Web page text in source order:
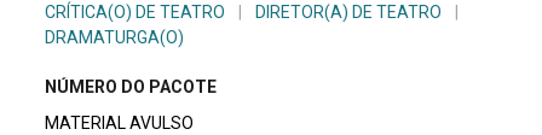
CRÍTICA(O) DE TEATRO
DIRETOR(A) DE TEATRO
DRAMATURGA(O)
NÚMERO DO PACOTE
MATERIAL AVULSO